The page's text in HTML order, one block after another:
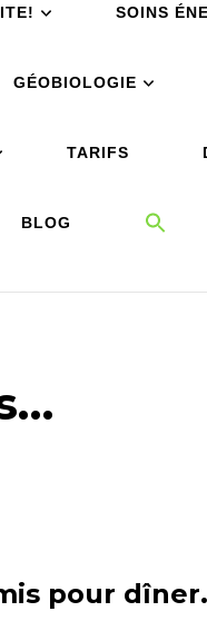
SOINS
GÉOBIOLOGIE
TARIFS
BLOG
pour dîner